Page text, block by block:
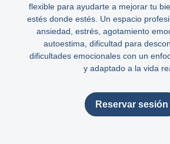
flexible para ayudarte a mejorar tu
estés donde estés. Un espacio
ansiedad, estrés, agotamiento
autoestima, dificultad para
dificultades emocionales con un
y adaptado a la vida
Reservar sesión